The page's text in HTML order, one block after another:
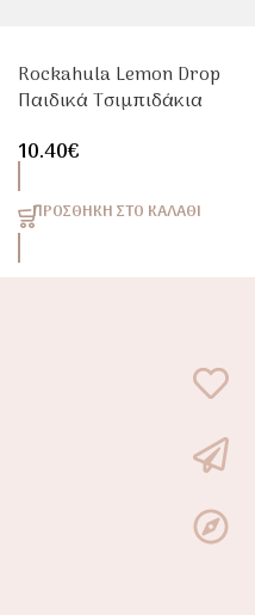
Rockahula Lemon Drop
Παιδικά Τσιμπιδάκια
Carrel
10.40€
ΠΡΟΣΘΉΚΗ ΣΤΟ ΚΑΛΆΘΙ